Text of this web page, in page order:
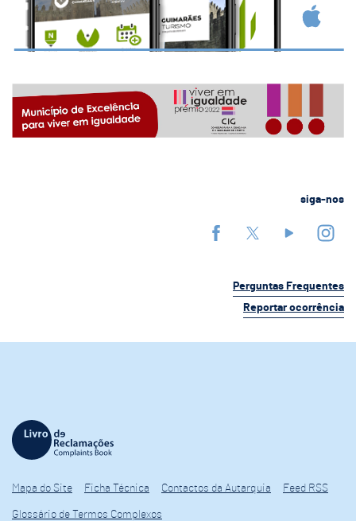
siga-nos
Perguntas Frequentes
Reportar ocorrência
Mapa do Site Ficha Técnica Contactos da Autarquia Feed RSS
Glossário de Termos Complexos